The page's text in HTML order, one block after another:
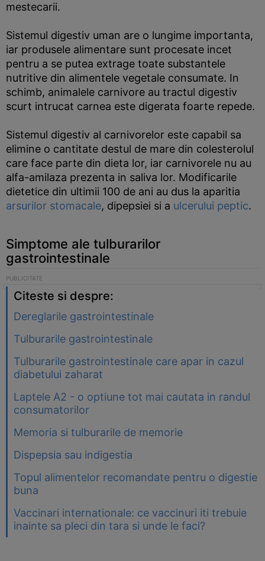
mestecarii.
Sistemul digestiv uman are o lungime importanta,
iar produsele alimentare sunt procesate incet
pentru a se putea extrage toate substantele
nutritive din alimentele vegetale consumate. In
schimb, animalele carnivore au tractul digestiv
scurt intrucat carnea este digerata foarte repede.
Sistemul digestiv al carnivorelor este capabil sa
elimine o cantitate destul de mare din colesterolul
care face parte din dieta lor, iar carnivorele nu au
alfa-amilaza prezenta in saliva lor. Modificarile
dietetice din ultimii 100 de ani au dus la aparitia
arsurilor stomacale, dipepsiei si a ulcerului peptic.
Simptome ale tulburarilor
gastrointestinale
Citeste si despre:
Dereglarile gastrointestinale
Tulburarile gastrointestinale
Tulburarile gastrointestinale care apar in cazul
diabetului zaharat
Laptele A2 - o optiune tot mai cautata in randul
consumatorilor
Memoria si tulburarile de memorie
Dispepsia sau indigestia
Topul alimentelor recomandate pentru o digestie
buna
Vaccinari internationale: ce vaccinuri iti trebuie
inainte sa pleci din tara si unde le faci?